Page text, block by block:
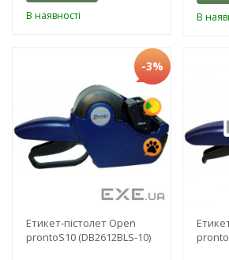
В наявності В
-3%
Етикет-пістолет Open
prontoS10 (DB2612BLS-10)